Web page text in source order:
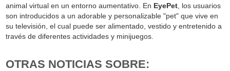
animal virtual en un entorno aumentativo. En EyePet , los usuarios
son introducidos a un adorable y personalizable "pet" que vive en
su televisión, el cual puede ser alimentado, vestido y entretenido a
través de diferentes actividades y minijuegos.
OTRAS NOTICIAS SOBRE: